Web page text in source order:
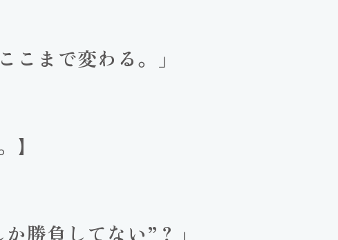
こまで変わる。」
】
勝負してない”？」